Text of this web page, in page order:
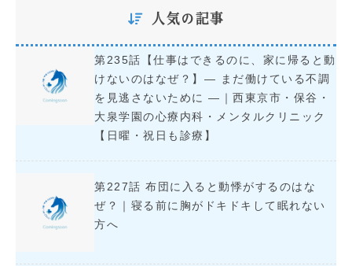
人気の記事
第235話【仕事はできるのに、家に帰ると動
けないのはなぜ？】― まだ働けている不調
を見逃さないために ―｜西東京市・保谷・
大泉学園の心療内科・メンタルクリニック
【日曜・祝日も診療】
第227話 布団に入ると動悸がするのはな
ぜ？｜寝る前に胸がドキドキして眠れない
方へ